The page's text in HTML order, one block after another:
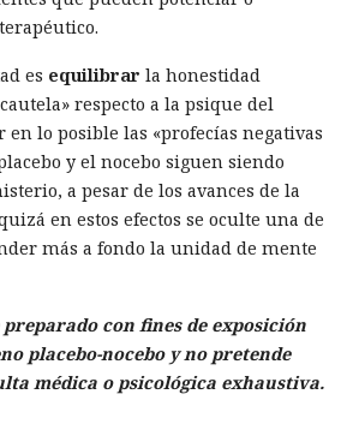
es equilibrar la honestidad
respecto a la psique del
lo posible las «profecías negativas
y el nocebo siguen siendo
a pesar de los avances de la
en estos efectos se oculte una de
más a fondo la unidad de mente
con fines de exposición
placebo-nocebo y no pretende
médica o psicológica exhaustiva.